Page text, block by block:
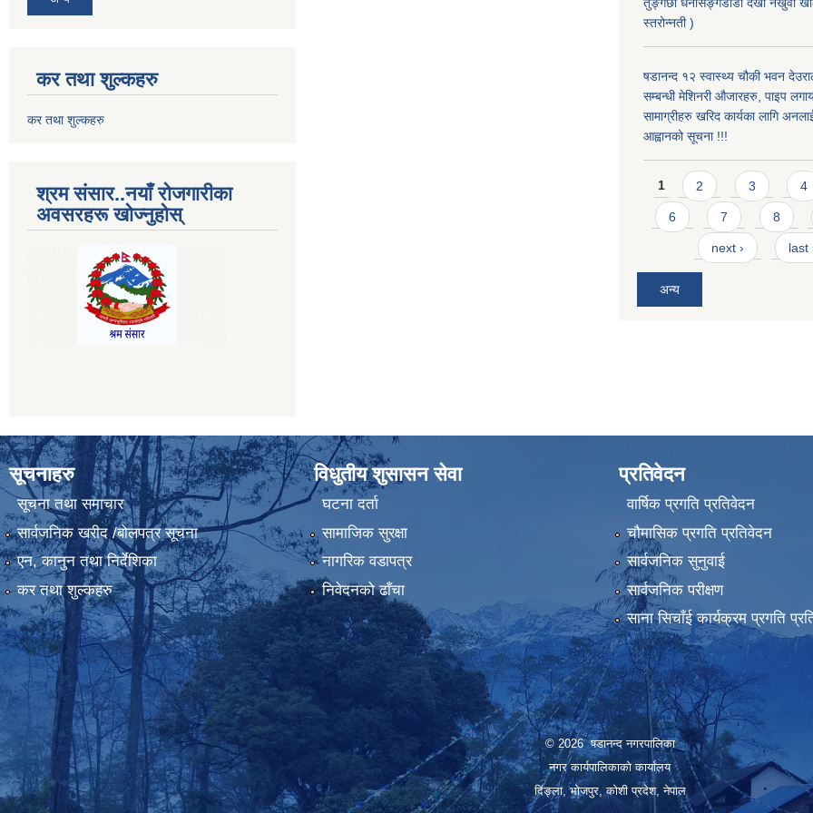
कर तथा शुल्कहरु
कर तथा शुल्कहरु
श्रम संसार..नयाँ रोजगारीका
अवसरहरू खोज्नुहोस्
स्तरोन्नती )
षडानन्द १२ स्वास्थ्य चौकी भवन
सम्बन्धी मेशिनरी औजारहरु, पाइप
सामाग्रीहरु खरिद कार्यका लागि
आह्वानको सूचना !!!
Pages
1 2 3 4
6 7 8
next › last
अन्य
सूचनाहरु
सूचना तथा समाचार
सार्वजनिक खरीद /बोलपत्र सूचना
एन, कानुन तथा निर्देशिका
कर तथा शुल्कहरु
विधुतीय शुसासन सेवा
घटना दर्ता
सामाजिक सुरक्षा
नागरिक वडापत्र
निवेदनको ढाँचा
प्रतिवेदन
वार्षिक प्रगति प्रतिवेदन
चौमासिक प्रगति प्रतिवेदन
सार्वजनिक सुनुवाई
सार्वजनिक परीक्षण
साना सिचाँई कार्यक्रम प्रगति
© 2026 षडानन्द नगरपालिका
नगर कार्यपालिकाको कार्यालय
दिंङ्ला, भोजपुर, कोशी प्रदेश, नेपाल